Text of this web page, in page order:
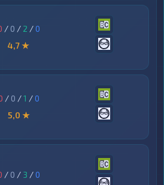
/ 0 / 2 /0
4,7 ★
/ 0 /1 /0
5,0 ★
/ 0 / 3 /0